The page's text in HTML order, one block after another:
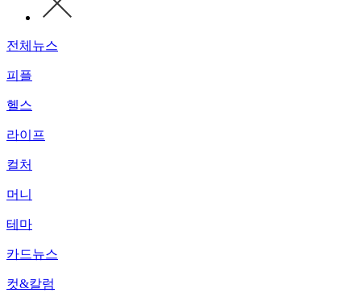
전체뉴스
피플
헬스
라이프
컬처
머니
테마
카드뉴스
컷&칼럼